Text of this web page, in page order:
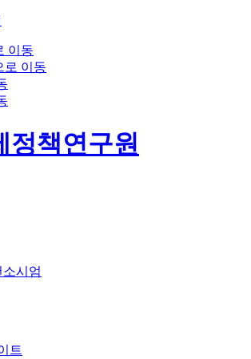
이동
로 이동
소시엄
트